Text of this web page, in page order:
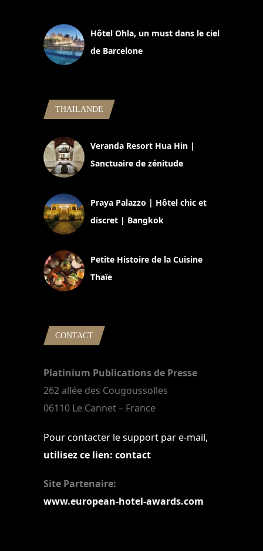
Hôtel Ohla, un must dans le ciel
de Barcelone
THAILANDE
Veranda Resort Hua Hin |
Sanctuaire de zénitude
Praya Palazzo | Hôtel chic et
discret | Bangkok
Petite Histoire de la Cuisine
Thaïe
CONTACT
Platinium Publications de Presse
262 allée des Cougoussolles
06110 Le Cannet – France
Pour contacter le support par e-mail,
utilisez ce lien: contact
Site Partenaire:
www.european-hotel-awards.com